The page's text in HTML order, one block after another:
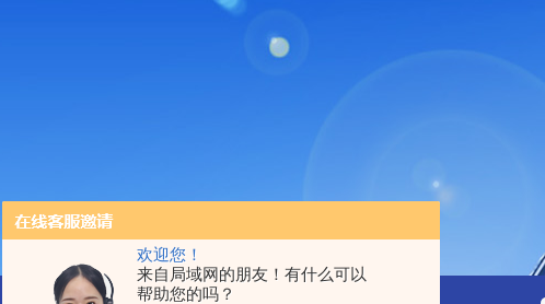
欢迎您！
来自局域网的朋友！有什么可以
帮助您的吗？